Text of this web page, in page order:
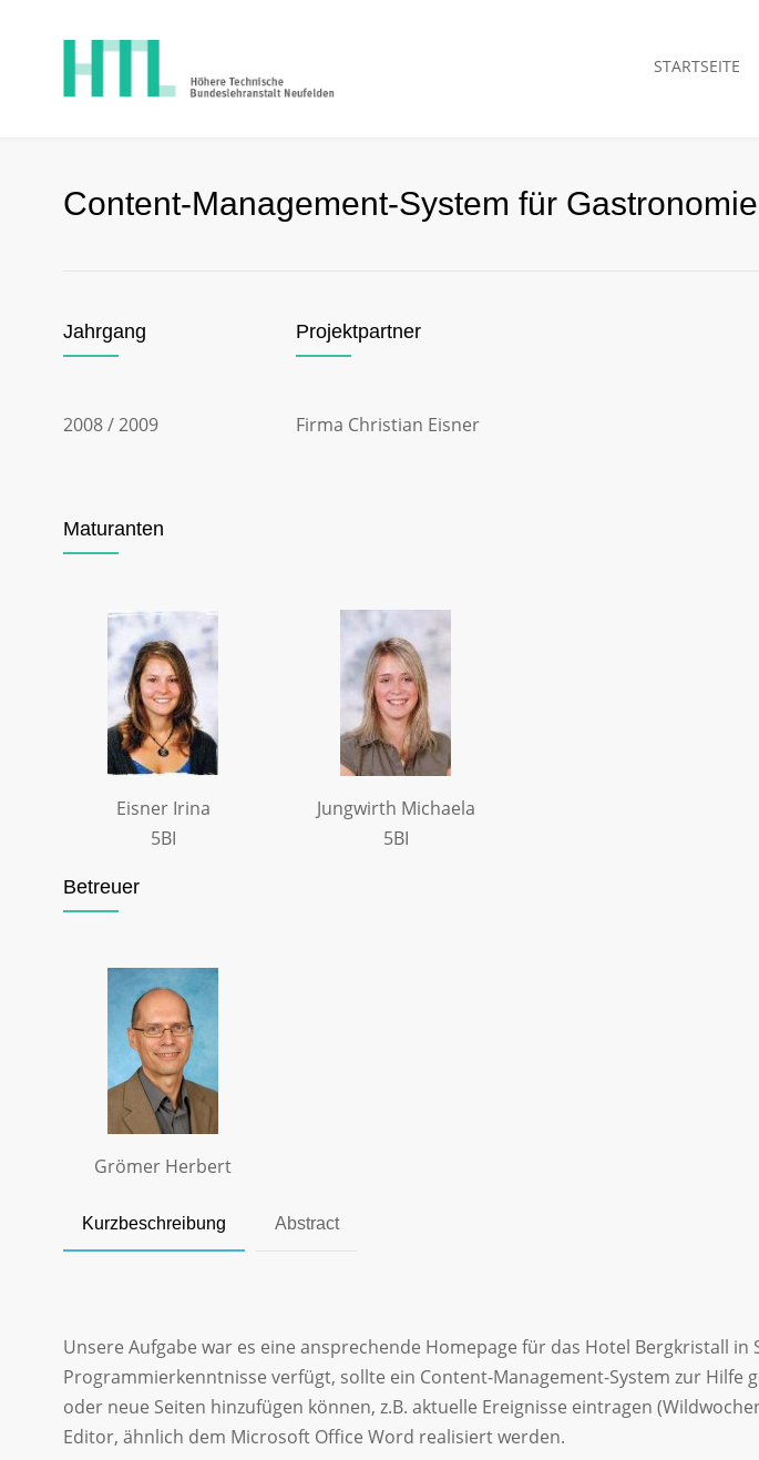
STARTSEITE
Content-Management-System für
Jahrgang
2008 / 2009
Projektpartner
Firma Christian Eisner
Maturanten
Eisner Irina
5BI
Jungwirth Michaela
5BI
Betreuer
Grömer Herbert
Kurzbeschreibung Abstract
Unsere Aufgabe war es eine ansprechende Homepage für das Hotel Bergkristall
Programmierkenntnisse verfügt, sollte ein Content-Management-System zur
oder neue Seiten hinzufügen können, z.B. aktuelle Ereignisse eintragen
Editor, ähnlich dem Microsoft Office Word realisiert werden.